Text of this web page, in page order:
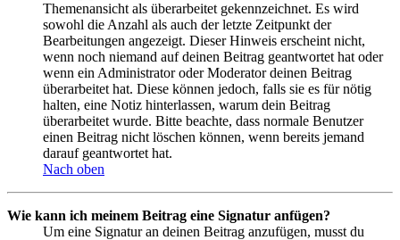
Themenansicht als überarbeitet gekennzeichnet. Es wird
sowohl die Anzahl als auch der letzte Zeitpunkt der
Bearbeitungen angezeigt. Dieser Hinweis erscheint nicht,
wenn noch niemand auf deinen Beitrag geantwortet hat oder
wenn ein Administrator oder Moderator deinen Beitrag
überarbeitet hat. Diese können jedoch, falls sie es für nötig
halten, eine Notiz hinterlassen, warum dein Beitrag
überarbeitet wurde. Bitte beachte, dass normale Benutzer
einen Beitrag nicht löschen können, wenn bereits jemand
darauf geantwortet hat.
Nach oben
Wie kann ich meinem Beitrag eine Signatur anfügen?
Um eine Signatur an deinen Beitrag anzufügen, musst du